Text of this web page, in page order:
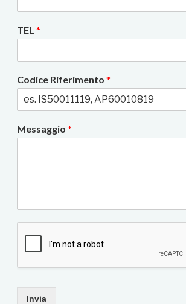
TEL *
Codice Riferimento *
Messaggio *
Invia